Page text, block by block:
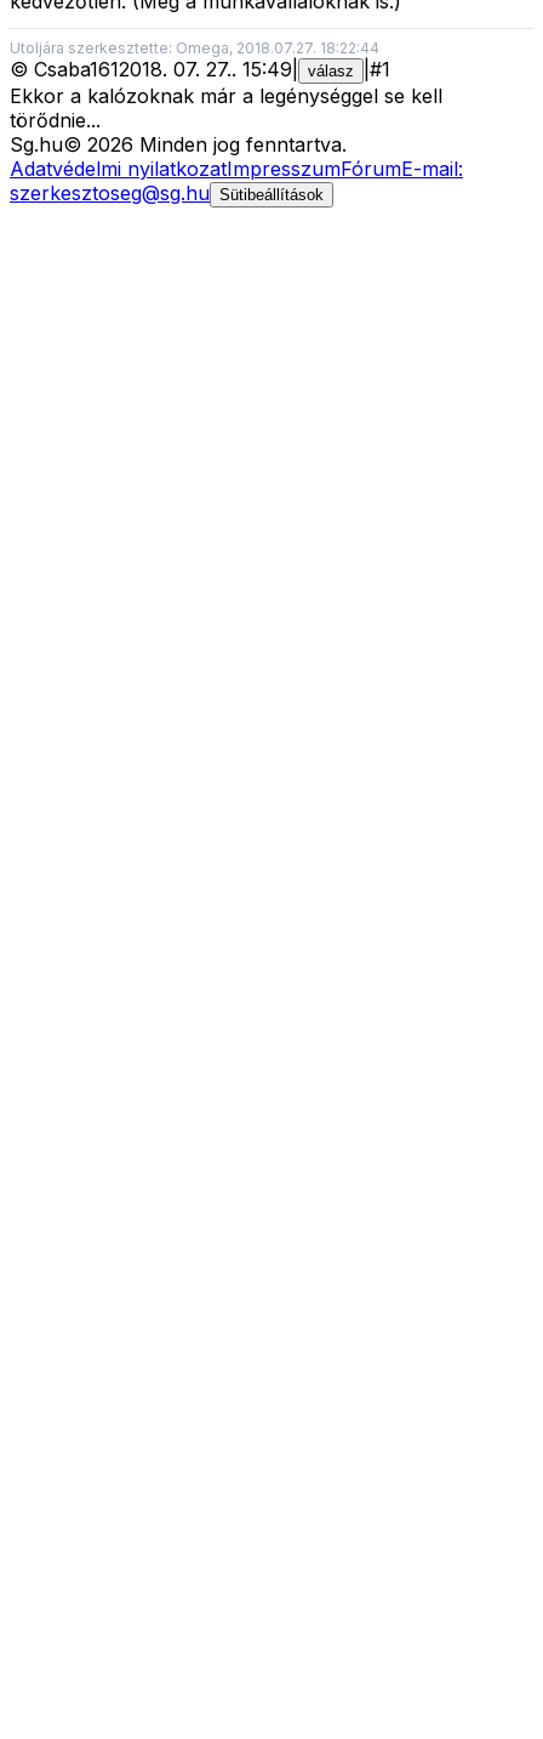
Utoljára szerkesztette: Omega, 2018.07.27. 18:22:44
© Csaba1612018. 07. 27.. 15:49 válasz #1
Ekkor a kalózoknak már a legénységgel se kell
törődnie...
Sg.hu© 2026 Minden jog fenntartva.
Adatvédelmi nyilatkozatImpresszumFórumE-mail:
szerkesztoseg@sg.hu Sütibeállítások